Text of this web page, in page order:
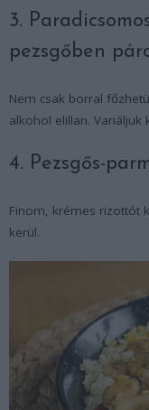
3.
pezsgőben
Nem csak borral
alkohol elillan.
4. Pezsgős-
Finom, krémes rizottót
kerül.